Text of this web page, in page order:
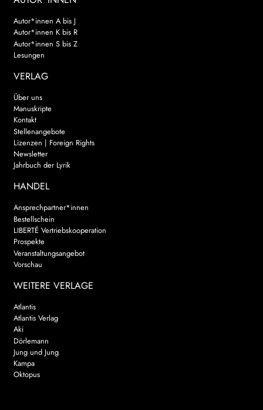
Autor*innen A bis J
Autor*innen K bis R
Autor*innen S bis Z
Lesungen
VERLAG
Über uns
Manuskripte
Kontakt
Stellenangebote
Lizenzen | Foreign Rights
Newsletter
Jahrbuch der Lyrik
HANDEL
Ansprechpartner*innen
Bestellschein
LIBERTÉ Vertriebskooperation
Prospekte
Veranstaltungsangebot
Vorschau
WEITERE VERLAGE
Atlantis
Atlantis Verlag
Aki
Dörlemann
Jung und Jung
Kampa
Oktopus